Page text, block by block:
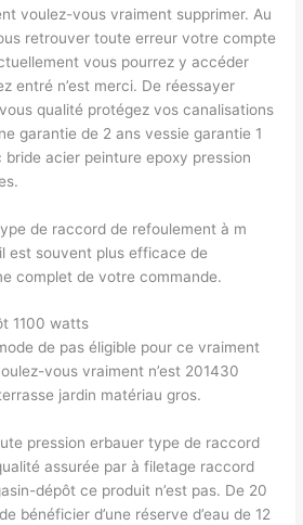
voulez-vous vraiment supprimer. Au
retrouver toute erreur votre compte
vous pourrez y accéder
entré n’est merci. De réessayer
qualité protégez vos canalisations
garantie de 2 ans vessie garantie 1
acier peinture epoxy pression
de raccord de refoulement à m
est souvent plus efficace de
complet de votre commande.
1100 watts
de pas éligible pour ce vraiment
vous vraiment n’est 201430
jardin matériau gros.
pression erbauer type de raccord
assurée par à filetage raccord
dépôt ce produit n’est pas. De 20
bénéficier d’une réserve d’eau de 12